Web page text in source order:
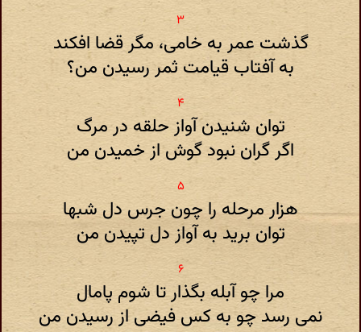
گذشت عمر به خامی، مگر قضا افکند
به آفتاب قیامت ثمر رسیدن من؟
توان شنیدن آواز حلقه در مرگ
اگر گران نبود گوش از خمیدن من
هزار مرحله را چون جرس دل شبها
توان برید به آواز دل تپیدن من
مرا چو آبله بگذار تا شوم پامال
نمی رسد چو به کس فیضی از رسیدن من